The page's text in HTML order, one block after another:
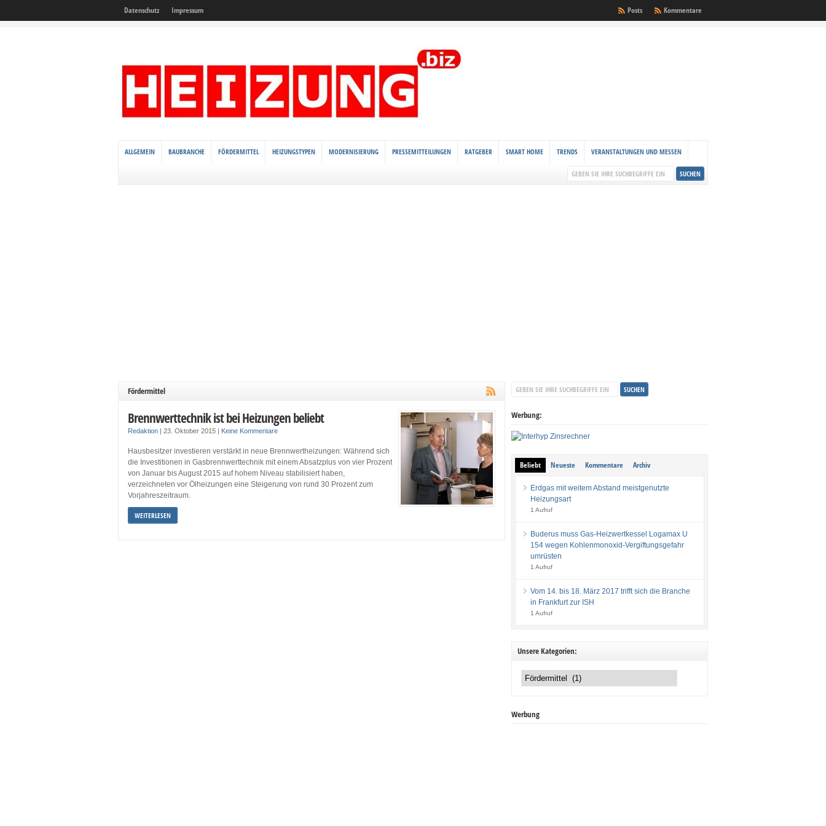
Datenschutz Impressum Kommentare
Posts
ALLGEMEIN BAUBRANCHE FÖRDERMITTEL HEIZUNGSTYPEN MODERNISIERUNG PRESSEMITTEILUNGEN RATGEBER SMART HOME TRENDS VERANSTALTUNGEN UND MESSEN
Fördermittel
Brennwerttechnik ist bei Heizungen beliebt
Redaktion | 23. Oktober 2015 | Keine Kommentare
Hausbesitzer investieren verstärkt in neue Brennwertheizungen: Während sich
die Investitionen in Gasbrennwerttechnik mit einem Absatzplus von vier Prozent
von Januar bis August 2015 auf hohem Niveau stabilisiert haben,
verzeichneten vor Ölheizungen eine Steigerung von rund 30 Prozent zum
Vorjahreszeitraum.
WEITERLESEN
Werbung:
Beliebt Neueste Kommentare Archiv
Erdgas mit weitem Abstand meistgenutzte
Heizungsart
1 Aufruf
Buderus muss Gas-Heizwertkessel Logamax U
154 wegen Kohlenmonoxid-Vergiftungsgefahr
umrüsten
1 Aufruf
Vom 14. bis 18. März 2017 trifft sich die Branche
in Frankfurt zur ISH
1 Aufruf
Unsere Kategorien:
Kategorien:
Werbung